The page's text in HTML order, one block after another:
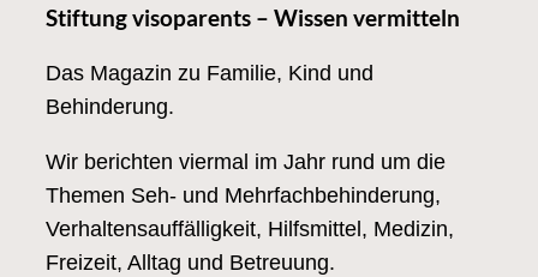
Stiftung visoparents – Wissen vermitteln
Das Magazin zu Familie, Kind und
Behinderung.
Wir berichten viermal im Jahr rund um die
Themen Seh- und Mehrfachbehinderung,
Verhaltensauffälligkeit, Hilfsmittel, Medizin,
Freizeit, Alltag und Betreuung.